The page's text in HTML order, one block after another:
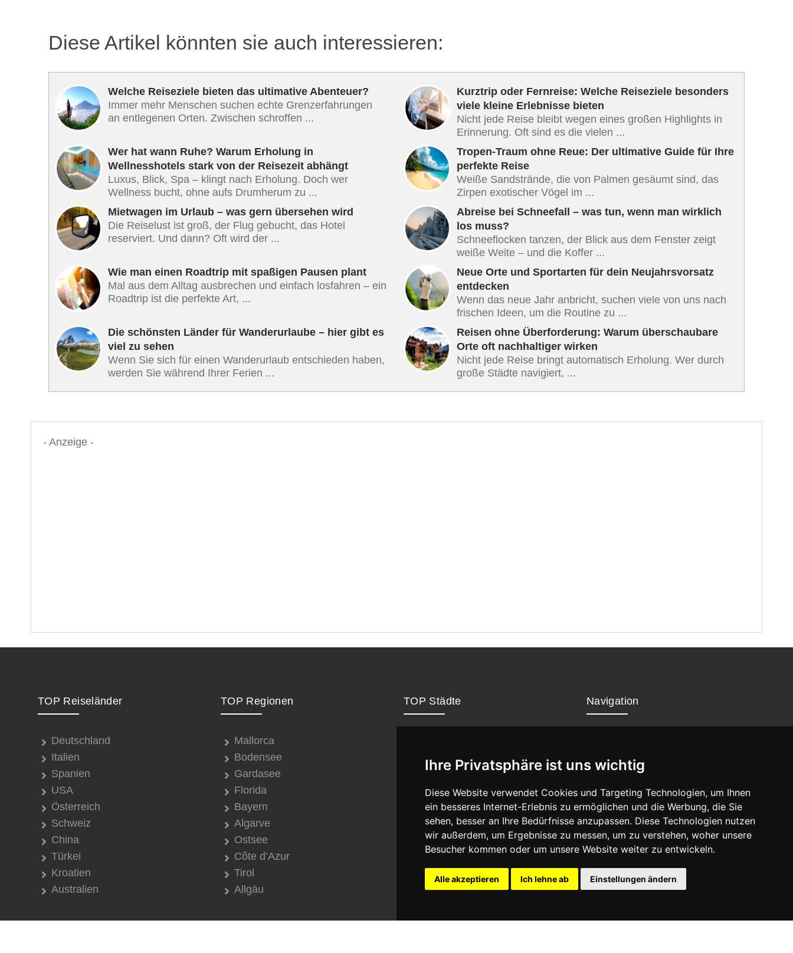
Ihre Privatsphäre ist uns wichtig
Diese Website verwendet Cookies und Targeting Technologien, um Ihnen
ein besseres Internet-Erlebnis zu ermöglichen und die Werbung, die Sie
sehen, besser an Ihre Bedürfnisse anzupassen. Diese Technologien nutzen
wir außerdem, um Ergebnisse zu messen, um zu verstehen, woher unsere
Besucher kommen oder um unsere Website weiter zu entwickeln.
Alle akzeptieren Ich lehne ab Einstellungen ändern
Diese Artikel könnten sie auch interessieren:
Welche Reiseziele bieten das ultimative Abenteuer?
Immer mehr Menschen suchen echte Grenzerfahrungen
an entlegenen Orten. Zwischen schroffen ...
Kurztrip oder Fernreise: Welche Reiseziele besonders
viele kleine Erlebnisse bieten
Nicht jede Reise bleibt wegen eines großen Highlights in
Erinnerung. Oft sind es die vielen ...
Wer hat wann Ruhe? Warum Erholung in
Wellnesshotels stark von der Reisezeit abhängt
Luxus, Blick, Spa – klingt nach Erholung. Doch wer
Wellness bucht, ohne aufs Drumherum zu ...
Tropen-Traum ohne Reue: Der ultimative Guide für Ihre
perfekte Reise
Weiße Sandstrände, die von Palmen gesäumt sind, das
Zirpen exotischer Vögel im ...
Mietwagen im Urlaub – was gern übersehen wird
Die Reiselust ist groß, der Flug gebucht, das Hotel
reserviert. Und dann? Oft wird der ...
Abreise bei Schneefall – was tun, wenn man wirklich
los muss?
Schneeflocken tanzen, der Blick aus dem Fenster zeigt
weiße Weite – und die Koffer ...
Wie man einen Roadtrip mit spaßigen Pausen plant
Mal aus dem Alltag ausbrechen und einfach losfahren – ein
Roadtrip ist die perfekte Art, ...
Neue Orte und Sportarten für dein Neujahrsvorsatz
entdecken
Wenn das neue Jahr anbricht, suchen viele von uns nach
frischen Ideen, um die Routine zu ...
Die schönsten Länder für Wanderurlaube – hier gibt es
viel zu sehen
Wenn Sie sich für einen Wanderurlaub entschieden haben,
werden Sie während Ihrer Ferien ...
Reisen ohne Überforderung: Warum überschaubare
Orte oft nachhaltiger wirken
Nicht jede Reise bringt automatisch Erholung. Wer durch
große Städte navigiert, ...
- Anzeige -
TOP Reiseländer
Deutschland
Italien
Spanien
USA
Österreich
Schweiz
China
Türkei
Kroatien
Australien
TOP Regionen
Mallorca
Bodensee
Gardasee
Florida
Bayern
Algarve
Ostsee
Côte d’Azur
Tirol
Allgäu
TOP Städte
Paris
New York
Berlin
Rom
Wien
München
Dubai
Istanbul
Barcelona
Navigation
Datenschutz
Impressum